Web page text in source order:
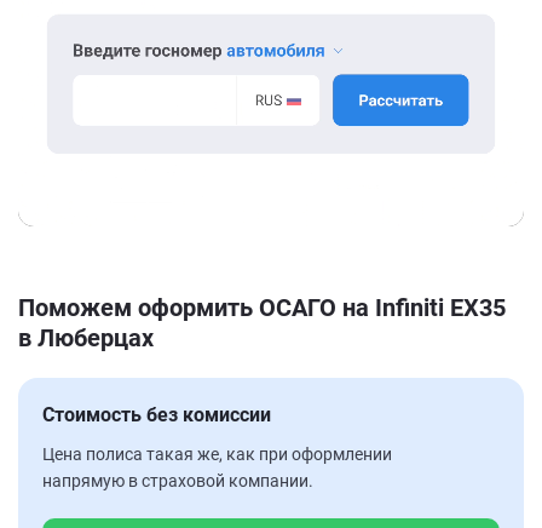
Поможем оформить ОСАГО на Infiniti EX35
в Люберцах
Стоимость без комиссии
Цена полиса такая же, как при оформлении
напрямую в страховой компании.